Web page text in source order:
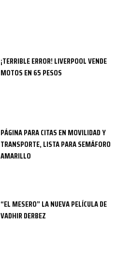
¡TERRIBLE ERROR! LIVERPOOL VENDE
MOTOS EN 65 PESOS
PÁGINA PARA CITAS EN MOVILIDAD Y
TRANSPORTE, LISTA PARA SEMÁFORO
AMARILLO
“EL MESERO” LA NUEVA PELÍCULA DE
VADHIR DERBEZ